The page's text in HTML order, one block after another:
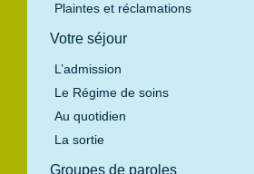
Plaintes et réclamations
Votre séjour
L’admission
Le Régime de soins
Au quotidien
La sortie
Groupes de paroles